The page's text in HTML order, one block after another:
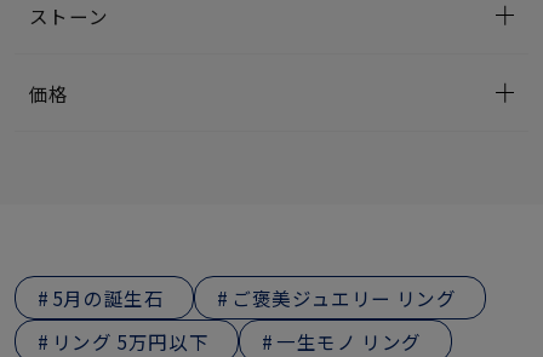
ストーン
価格
5月の誕生石
ご褒美ジュエリー リング
リング 5万円以下
一生モノ リング